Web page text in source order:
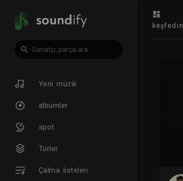
Yeni müzik
albümler
spot
Türler
Çalma listeleri
keşfedin